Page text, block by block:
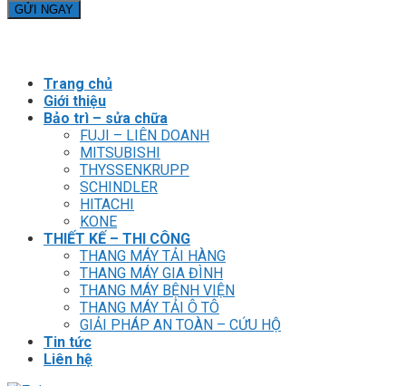
Trang chủ
Giới thiệu
Bảo trì – sửa chữa
FUJI – LIÊN DOANH
MITSUBISHI
THYSSENKRUPP
SCHINDLER
HITACHI
KONE
THIẾT KẾ – THI CÔNG
THANG MÁY TẢI HÀNG
THANG MÁY GIA ĐÌNH
THANG MÁY BỆNH VIỆN
THANG MÁY TẢI Ô TÔ
GIẢI PHÁP AN TOÀN – CỨU HỘ
Tin tức
Liên hệ